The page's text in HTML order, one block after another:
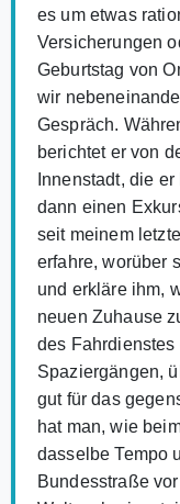
es um etwas
Versicherungen
Geburtstag von
wir
Gespräch.
berichtet er von
Innenstadt, die
dann einen
seit meinem
erfahre, worüber
und erkläre ihm,
neuen Zuhause
des
Spaziergängen,
gut für das
hat man, wie
dasselbe Tempo
Bundesstraße